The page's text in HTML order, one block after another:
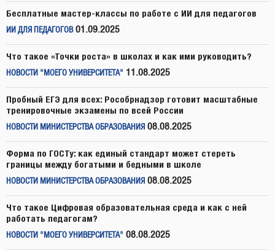
Бесплатные мастер-классы по работе с ИИ для педагогов
ИИ ДЛЯ ПЕДАГОГОВ 01.09.2025
Что такое «Точки роста» в школах и как ими руководить?
НОВОСТИ "МОЕГО УНИВЕРСИТЕТА" 11.08.2025
Пробный ЕГЭ для всех: Рособрнадзор готовит масштабные
тренировочные экзамены по всей России
НОВОСТИ МИНИСТЕРСТВА ОБРАЗОВАНИЯ 08.08.2025
Форма по ГОСТу: как единый стандарт может стереть
границы между богатыми и бедными в школе
НОВОСТИ МИНИСТЕРСТВА ОБРАЗОВАНИЯ 08.08.2025
Что такое Цифровая образовательная среда и как с ней
работать педагогам?
НОВОСТИ "МОЕГО УНИВЕРСИТЕТА" 08.08.2025